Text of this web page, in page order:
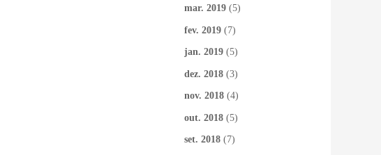
mar. 2019 (5)
fev. 2019 (7)
jan. 2019 (5)
dez. 2018 (3)
nov. 2018 (4)
out. 2018 (5)
set. 2018 (7)